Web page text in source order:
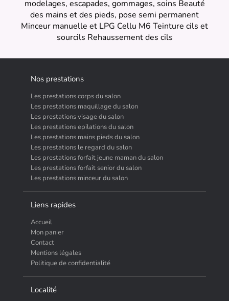
modelages, escapades, gommages, soins Beauté
des mains et des pieds, pose semi permanent
Minceur manuelle et LPG Cellu M6 Teinture cils et
sourcils Rehaussement des cils
Nos prestations
Les prestations corps du salon
Les prestations maquillage du salon
Les prestations visage du salon
Les prestations epilations du salon
Les prestations mains pieds du salon
Les prestations le regard du salon
Les prestations forfait jeune maman du salon
Les prestations forfait senior du salon
Les prestations minceur du salon
Liens rapides
Accueil
Mon panier
Contact
Mentions légales
Politique de confidentialité
Localité